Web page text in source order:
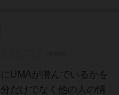
UMAが潜んでいるかを
だけでなく他の人の情